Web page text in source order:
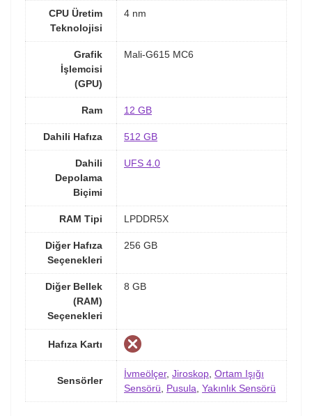
CPU Üretim
Teknolojisi
4 nm
Grafik
İşlemcisi
(GPU)
Mali-G615 MC6
Ram 12 GB
Dahili Hafıza 512 GB
Dahili
Depolama
Biçimi
UFS 4.0
RAM Tipi LPDDR5X
Diğer Hafıza
Seçenekleri
256 GB
Diğer Bellek
(RAM)
Seçenekleri
8 GB
Hafıza Kartı
Sensörler
İvmeölçer, Jiroskop, Ortam Işığı
Sensörü, Pusula, Yakınlık Sensörü